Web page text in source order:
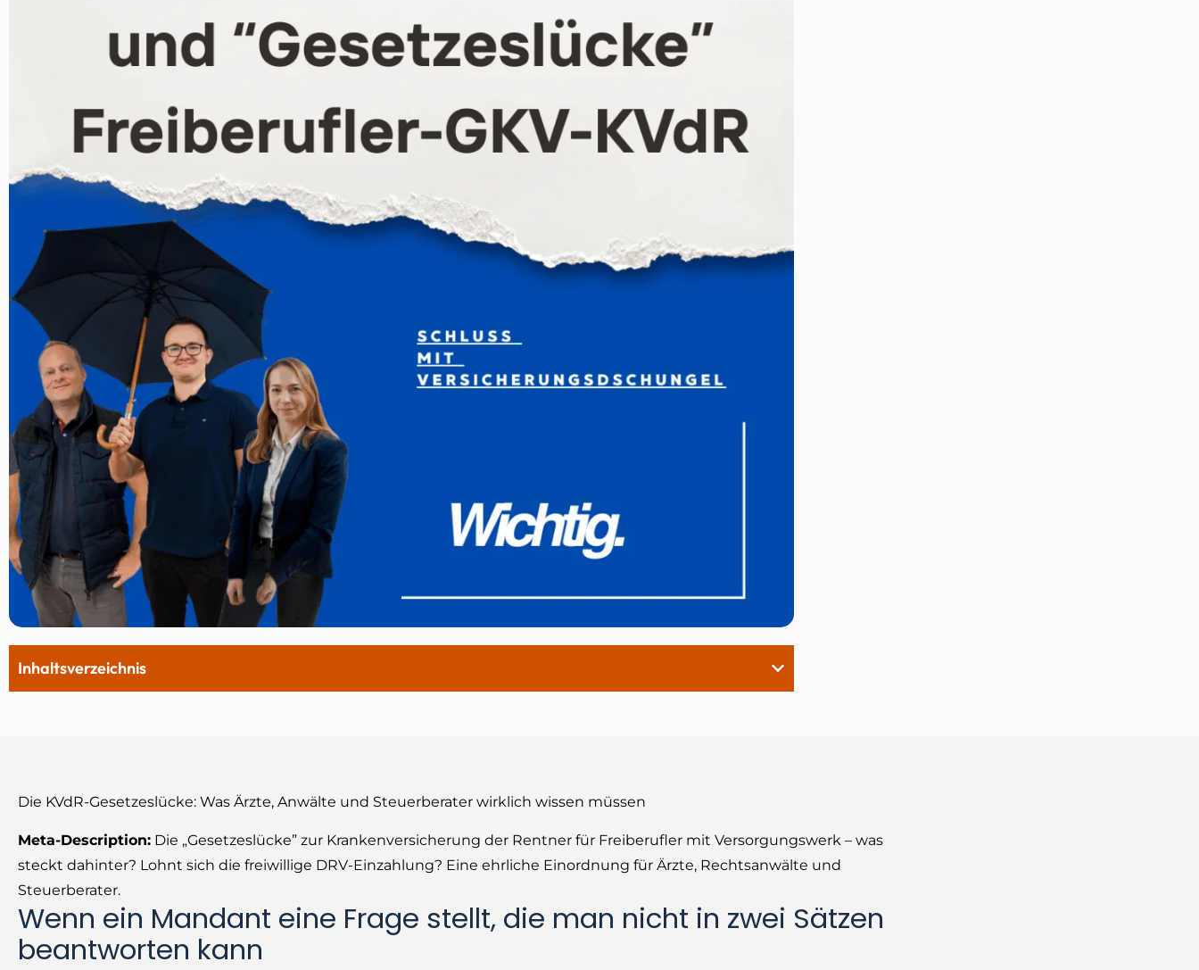
Inhaltsverzeichnis
Die KVdR-Gesetzeslücke: Was Ärzte, Anwälte und Steuerberater wirklich wissen müssen
Meta-Description: Die „Gesetzeslücke” zur Krankenversicherung der Rentner für Freiberufler mit Versorgungswerk – was
steckt dahinter? Lohnt sich die freiwillige DRV-Einzahlung? Eine ehrliche Einordnung für Ärzte, Rechtsanwälte und
Steuerberater.
Wenn ein Mandant eine Frage stellt, die man nicht in zwei Sätzen
beantworten kann